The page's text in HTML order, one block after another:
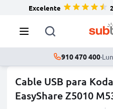
Excelente
910 470 400·
Cable USB para
EasyShare Z5010